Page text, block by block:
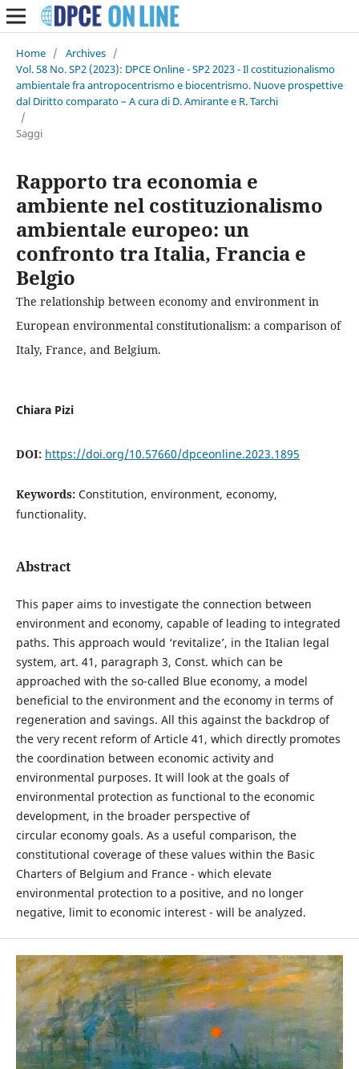
Home / Archives /
Vol. 58 No. SP2 (2023): DPCE Online - SP2 2023 - Il costituzionalismo
ambientale fra antropocentrismo e biocentrismo. Nuove prospettive
dal Diritto comparato – A cura di D. Amirante e R. Tarchi
/
Saggi
Rapporto tra economia e
ambiente nel costituzionalismo
ambientale europeo: un
confronto tra Italia, Francia e
Belgio
The relationship between economy and environment in
European environmental constitutionalism: a comparison of
Italy, France, and Belgium.
Chiara Pizi
DOI: https://doi.org/10.57660/dpceonline.2023.1895
Keywords: Constitution, environment, economy,
functionality.
Abstract
This paper aims to investigate the connection between
environment and economy, capable of leading to integrated
paths. This approach would ‘revitalize’, in the Italian legal
system, art. 41, paragraph 3, Const. which can be
approached with the so-called Blue economy, a model
beneficial to the environment and the economy in terms of
regeneration and savings. All this against the backdrop of
the very recent reform of Article 41, which directly promotes
the coordination between economic activity and
environmental purposes. It will look at the goals of
environmental protection as functional to the economic
development, in the broader perspective of
circular economy goals. As a useful comparison, the
constitutional coverage of these values within the Basic
Charters of Belgium and France - which elevate
environmental protection to a positive, and no longer
negative, limit to economic interest - will be analyzed.